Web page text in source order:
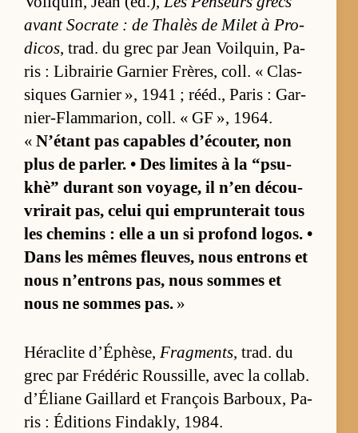
avant So­crate : de Tha­lès de Mi­let à Pro­
di­cos, trad. du grec par Jean Voilquin, Pa­
ris : Li­brai­rie Gar­nier Frè­res, coll. « Clas­
siques Gar­nier », 1941 ; ré­éd., Pa­ris : Gar­
nier-Flam­ma­rion, coll. « GF », 1964.
« N’étant pas ca­pables d’écou­ter, non
plus de par­ler. • Des li­mites à la “p­su­
khè” du­rant son voya­ge, il n’en dé­cou­
vri­rait pas, ce­lui qui em­prun­te­rait tous
les che­mins : elle a un si pro­fond lo­gos. •
Dans les mêmes fleu­ves, nous en­trons et
nous n’en­trons pas, nous sommes et
nous ne sommes pas. »
Hé­ra­clite d’Éphè­se, Fragments, trad. du
grec par Fré­dé­ric Rous­sille, avec la col­lab.
d’Éliane Gaillard et François Bar­boux, Pa­
ris : Édi­tions Fin­dak­ly, 1984.